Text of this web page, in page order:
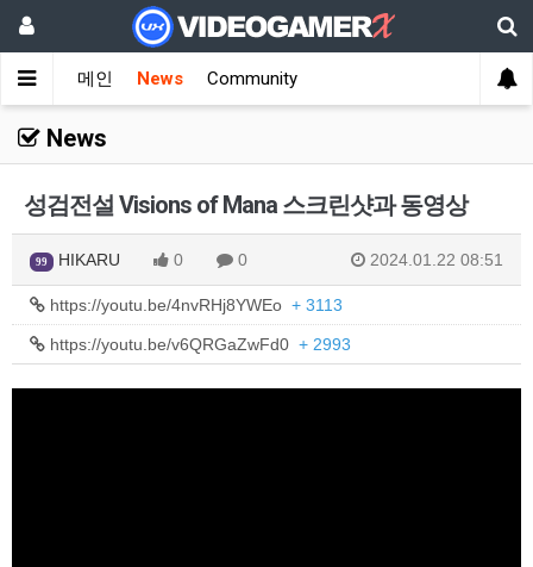
메인 News Community
News
성검전설 Visions of Mana 스크린샷과 동영상
99 HIKARU 0 0 2024.01.22 08:51
https://youtu.be/4nvRHj8YWEo + 3113
https://youtu.be/v6QRGaZwFd0 + 2993